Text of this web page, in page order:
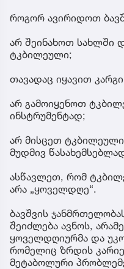
როგორ ავირიდოთ
არ შეინახოთ სახლში
ტკბილეული;
თავადაც იყავით
არ გამოიყენოთ
ინსტრუმენტად;
არ მისცეთ
მუდმივ
ასწავლეთ, რომ
არა „ყოველდღე“.
ბავშვის
შეიძლება ავნოს,
ყოველდღიურმა და
რომელიც ზრდის
მეტაბოლური